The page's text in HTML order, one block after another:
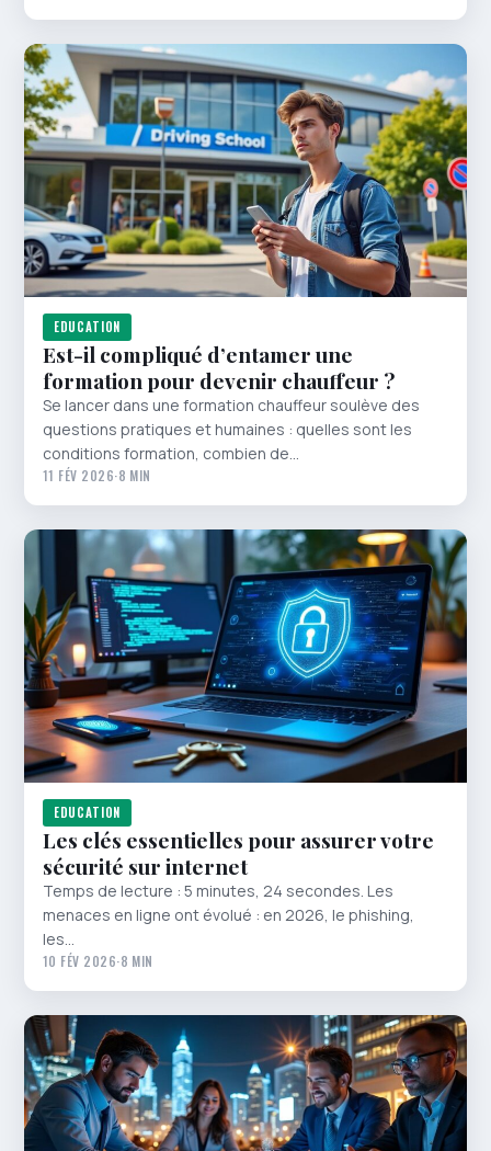
EDUCATION
Est-il compliqué d’entamer une
formation pour devenir chauffeur ?
Se lancer dans une formation chauffeur soulève des
questions pratiques et humaines : quelles sont les
conditions formation, combien de…
11 FÉV 2026·8 MIN
EDUCATION
Les clés essentielles pour assurer votre
sécurité sur internet
Temps de lecture : 5 minutes, 24 secondes. Les
menaces en ligne ont évolué : en 2026, le phishing,
les…
10 FÉV 2026·8 MIN